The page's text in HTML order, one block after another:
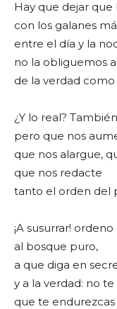
Hay que dejar que
con los galanes
entre el día y la
no la obliguemos
de la verdad
¿Y lo real?
pero que nos
que nos alargue,
que nos redacte
tanto el orden del
¡A susurrar! ordeno
al bosque puro,
a que diga en
y a la verdad: no
que te